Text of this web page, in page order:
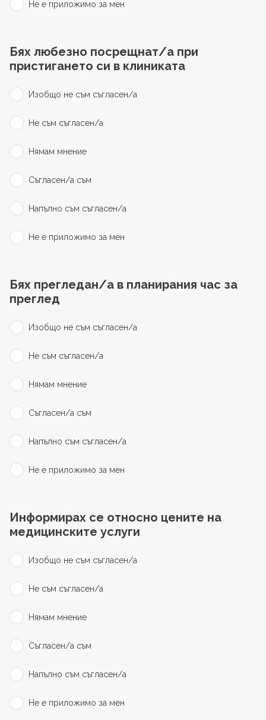
Не е приложимо за мен
Бях любезно посрещнат/а при
пристигането си в клиниката
Изобщо не съм съгласен/а
Не съм съгласен/а
Нямам мнение
Съгласен/а съм
Напълно съм съгласен/а
Не е приложимо за мен
Бях прегледан/а в планирания час за
преглед
Изобщо не съм съгласен/а
Не съм съгласен/а
Нямам мнение
Съгласен/а съм
Напълно съм съгласен/а
Не е приложимо за мен
Информирах се относно цените на
медицинските услуги
Изобщо не съм съгласен/а
Не съм съгласен/а
Нямам мнение
Съгласен/а съм
Напълно съм съгласен/а
Не е приложимо за мен